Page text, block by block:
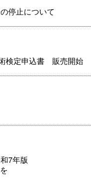
停止について
検定申込書 販売開始
7年版